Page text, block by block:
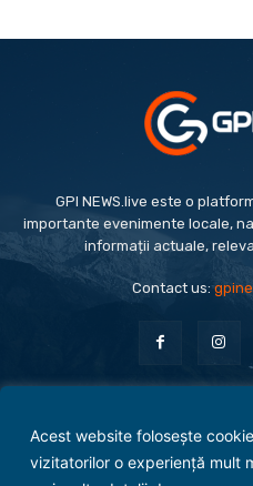
Acest website folosește
vizitatorilor o experiență mult
GPI NEWS.live este o
importante evenimente locale,
informații actuale,
Contact us:
Evenimente Politică
Cultură